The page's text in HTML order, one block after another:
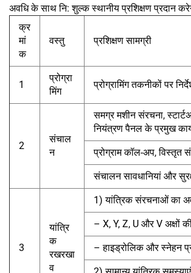
अवधि के साथ नि: शुल्क स्थानीय प्रशिक्षण प्रदान
क्र
मां
क
वस्तु प्रशिक्षण सामग्री
1
प्रोग्रा
मिंग
प्रोग्रामिंग तकनीकों पर
2
संचाल
न
समग्र मशीन संरचना,
नियंत्रण पैनल के प्रमुख
प्रोग्राम कॉल-अप, विस्तृत
संचालन सावधानियां और
3
यांत्रि
क
रखरखा
व
1) यांत्रिक संरचनाओं का
– X, Y, Z, U और V अक्षों
– हाइड्रोलिक और स्नेहन